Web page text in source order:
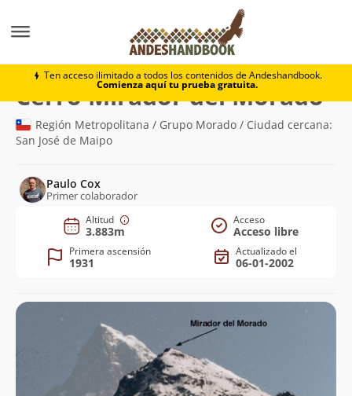
Ten acceso ilimitado a todos los contenidos de Andeshandbook.
Comienza aquí tu prueba gratuita.
Cerro Mirador del Morado
Cerro Mirador del Morado
Región Metropolitana / Grupo Morado / Ciudad cercana:
San José de Maipo
Paulo Cox
Primer colaborador
Altitud
3.883m
Acceso
Acceso libre
Primera ascensión
1931
Actualizado el
06-01-2002